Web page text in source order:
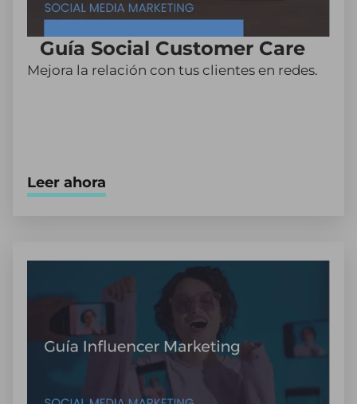
Guía Social Customer Care
Mejora la relación con tus clientes en redes.
Leer ahora